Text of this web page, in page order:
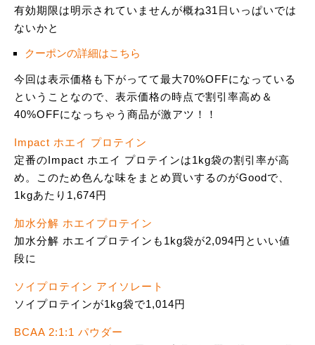
有効期限は明示されていませんが概ね31日いっぱいでは
ないかと
クーポンの詳細はこちら
今回は表示価格も下がってて最大70%OFFになっている
ということなので、表示価格の時点で割引率高め＆
40%OFFになっちゃう商品が激アツ！！
Impact ホエイ プロテイン
定番のImpact ホエイ プロテインは1kg袋の割引率が高
め。このため色んな味をまとめ買いするのがGoodで、
1kgあたり1,674円
加水分解 ホエイプロテイン
加水分解 ホエイプロテインも1kg袋が2,094円といい値
段に
ソイプロテイン アイソレート
ソイプロテインが1kg袋で1,014円
BCAA 2:1:1 パウダー